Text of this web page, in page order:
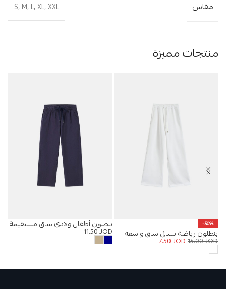
مقاس S, M, L, XL, XXL
منتجات مميزة
-50%
بنطلون رياضة نسائي ساق واسعة
15.00JOD
7.50JOD
بنطلون أطفال ولادي ساق مستقيمة
11.50JOD